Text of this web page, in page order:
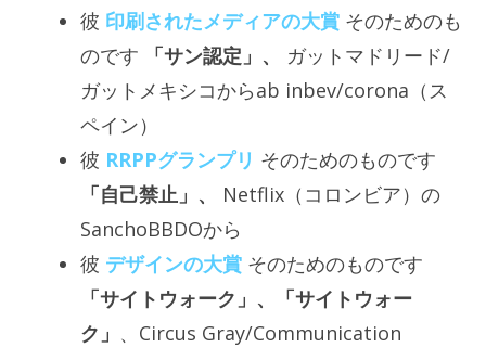
彼 印刷されたメディアの大賞 そのためのも
のです
「サン認定」、 ガットマドリード/
ガットメキシコからab inbev/corona（ス
ペイン）
彼 RRPPグランプリ そのためのものです
「自己禁止」、 Netflix（コロンビア）の
SanchoBBDOから
彼 デザインの大賞 そのためのものです
「サイトウォーク」、「サイトウォー
ク」 、Circus Gray/Communication